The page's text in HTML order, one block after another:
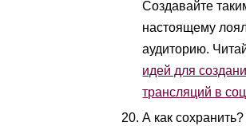
Создавайте
настоящему
аудиторию.
идей для
трансляций в
А как